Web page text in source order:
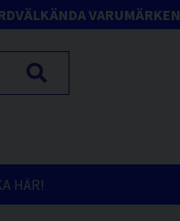
VÄLKÄNDA VARUMÄRKEN
HÄR!